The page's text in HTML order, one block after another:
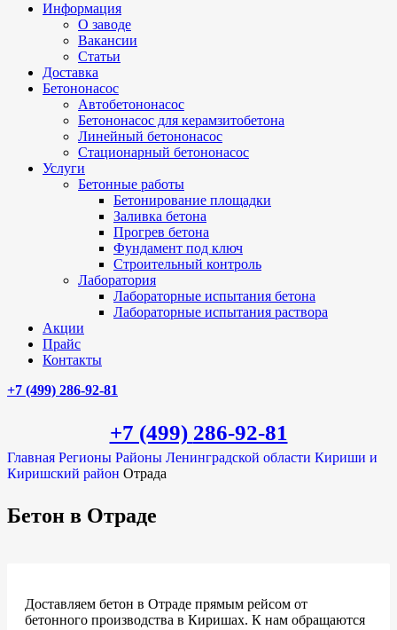
Информация
О заводе
Вакансии
Статьи
Доставка
Бетононасос
Автобетононасос
Бетононасос для керамзитобетона
Линейный бетононасос
Стационарный бетононасос
Услуги
Бетонные работы
Бетонирование площадки
Заливка бетона
Прогрев бетона
Фундамент под ключ
Строительный контроль
Лаборатория
Лабораторные испытания бетона
Лабораторные испытания раствора
Акции
Прайс
Контакты
+7 (499) 286-92-81
+7 (499) 286-92-81
Главная Регионы Районы Ленинградской области Кириши и
Киришский район Отрада
Бетон в Отраде
Доставляем бетон в Отраде прямым рейсом от
бетонного производства в Киришах. К нам обращаются